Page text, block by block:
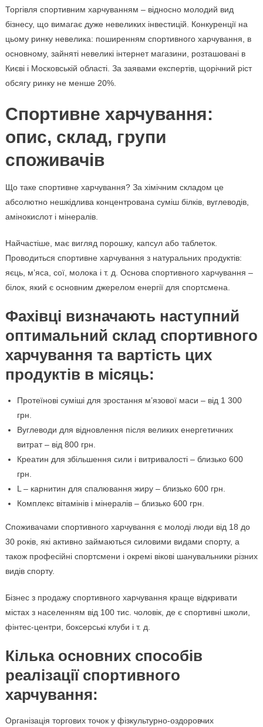
Торгівля спортивним харчуванням – відносно молодий вид
бізнесу, що вимагає дуже невеликих інвестицій. Конкуренції на
цьому ринку невелика: поширенням спортивного харчування, в
основному, зайняті невеликі інтернет магазини, розташовані в
Києві і Московській області. За заявами експертів, щорічний ріст
обсягу ринку не менше 20%.
Спортивне харчування:
опис, склад, групи
споживачів
Що таке спортивне харчування? За хімічним складом це
абсолютно нешкідлива концентрована суміш білків, вуглеводів,
амінокислот і мінералів.
Найчастіше, має вигляд порошку, капсул або таблеток.
Проводиться спортивне харчування з натуральних продуктів:
яєць, м’яса, сої, молока і т. д. Основа спортивного харчування –
білок, який є основним джерелом енергії для спортсмена.
Фахівці визначають наступний
оптимальний склад спортивного
харчування та вартість цих
продуктів в місяць:
Протеїнові суміші для зростання м’язової маси – від 1 300
грн.
Вуглеводи для відновлення після великих енергетичних
витрат – від 800 грн.
Креатин для збільшення сили і витривалості – близько 600
грн.
L – карнитин для спалювання жиру – близько 600 грн.
Комплекс вітамінів і мінералів – близько 600 грн.
Споживачами спортивного харчування є молоді люди від 18 до
30 років, які активно займаються силовими видами спорту, а
також професійні спортсмени і окремі вікові шанувальники різних
видів спорту.
Бізнес з продажу спортивного харчування краще відкривати
містах з населенням від 100 тис. чоловік, де є спортивні школи,
фінтес-центри, боксерські клуби і т. д.
Кілька основних способів
реалізації спортивного
харчування:
Організація торгових точок у фізкультурно-оздоровчих